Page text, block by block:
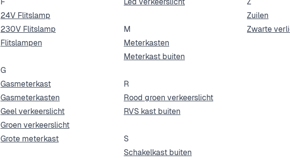
24V Flitslamp
230V Flitslamp
Flitslampen
G
Gasmeterkast
Gasmeterkasten
Geel verkeerslicht
Groen verkeerslicht
Grote meterkast
M
Meterkasten
Meterkast buiten
R
Rood groen verkeerslicht
RVS kast buiten
S
Schakelkast buiten
Zuilen
Zwarte